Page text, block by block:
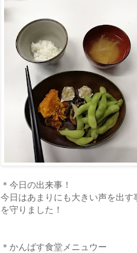
＊今日の出来事！
今日はあまりにも大きい声を出
を守りました！
＊かんばす食堂メニュウー